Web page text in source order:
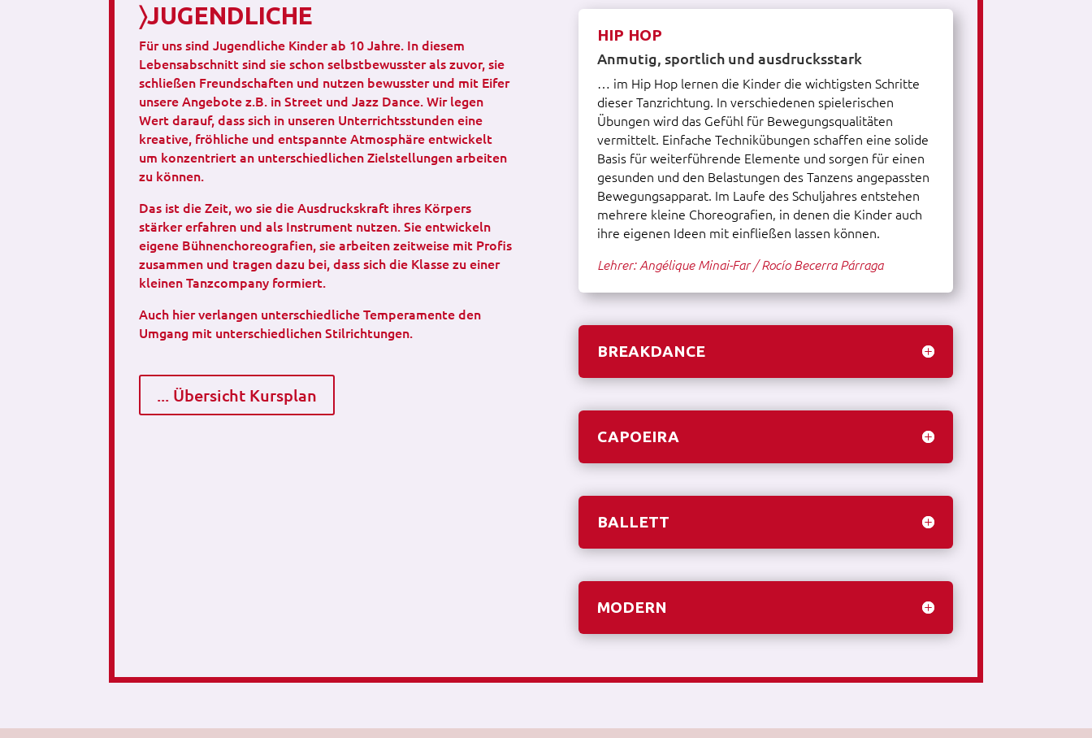
〉JUGENDLICHE
Für uns sind Jugendliche Kinder ab 10 Jahre. In diesem
Lebensabschnitt sind sie schon selbstbewusster als zuvor, sie
schließen Freundschaften und nutzen bewusster und mit Eifer
unsere Angebote z.B. in Street und Jazz Dance. Wir legen
Wert darauf, dass sich in unseren Unterrichtsstunden eine
kreative, fröhliche und entspannte Atmosphäre entwickelt
um konzentriert an unterschiedlichen Zielstellungen arbeiten
zu können.
Das ist die Zeit, wo sie die Ausdruckskraft ihres Körpers
stärker erfahren und als Instrument nutzen. Sie entwickeln
eigene Bühnenchoreografien, sie arbeiten zeitweise mit Profis
zusammen und tragen dazu bei, dass sich die Klasse zu einer
kleinen Tanzcompany formiert.
Auch hier verlangen unterschiedliche Temperamente den
Umgang mit unterschiedlichen Stilrichtungen.
... Übersicht Kursplan
HIP HOP
Anmutig, sportlich und ausdrucksstark
… im Hip Hop lernen die Kinder die wichtigsten Schritte
dieser Tanzrichtung. In verschiedenen spielerischen
Übungen wird das Gefühl für Bewegungsqualitäten
vermittelt. Einfache Technikübungen schaffen eine solide
Basis für weiterführende Elemente und sorgen für einen
gesunden und den Belastungen des Tanzens angepassten
Bewegungsapparat. Im Laufe des Schuljahres entstehen
mehrere kleine Choreografien, in denen die Kinder auch
ihre eigenen Ideen mit einfließen lassen können.
Lehrer: Angélique Minai-Far / Rocío Becerra Párraga
BREAKDANCE
CAPOEIRA
BALLETT
MODERN